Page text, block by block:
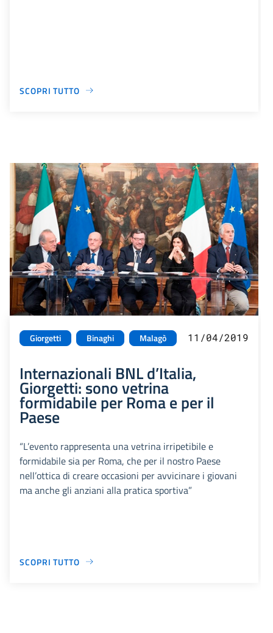
SCOPRI TUTTO
Giorgetti Binaghi Malagò 11/04/2019
Internazionali BNL d’Italia,
Giorgetti: sono vetrina
formidabile per Roma e per il
Paese
“L’evento rappresenta una vetrina irripetibile e
formidabile sia per Roma, che per il nostro Paese
nell’ottica di creare occasioni per avvicinare i giovani
ma anche gli anziani alla pratica sportiva”
SCOPRI TUTTO